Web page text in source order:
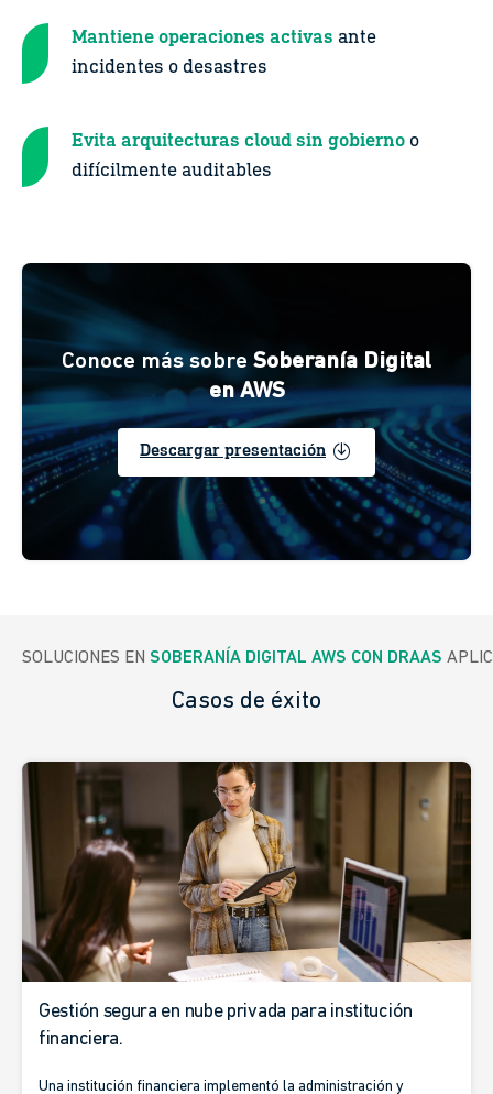
Mantiene operaciones activas ante
incidentes o desastres
Evita arquitecturas cloud sin gobierno o
difícilmente auditables
Conoce más sobreSoberanía Digital
en AWS
Descargar presentación enable
SOLUCIONES EN SOBERANÍA DIGITAL AWS CON DRAAS
Casos de éxito
Gestión segura en nube privada para institución
financiera.
Una institución financiera implementó la administración y